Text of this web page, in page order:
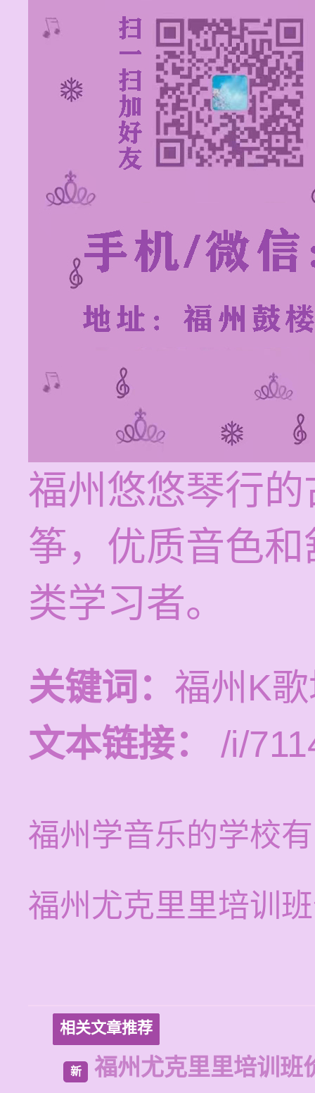
福州悠悠琴行
筝，优质音色
类学习者。
关键词： 福州K
文本链接：
/i/
福州学音乐的学校
福州尤克里里培训
相关文章推荐
新 福州尤克里里培训班